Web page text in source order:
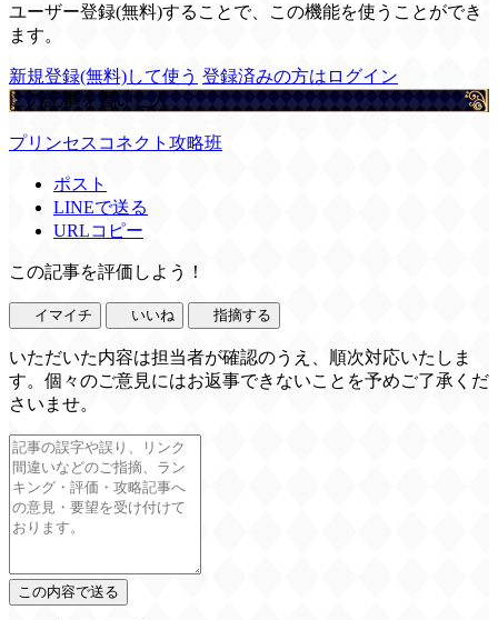
ユーザー登録(無料)することで、この機能を使うことができ
ます。
新規登録(無料)して使う 登録済みの方はログイン
この記事を書いた人
プリンセスコネクト攻略班
ポスト
LINEで送る
URLコピー
この記事を評価しよう！
イマイチ いいね 指摘する
いただいた内容は担当者が確認のうえ、順次対応いたしま
す。個々のご意見にはお返事できないことを予めご了承くだ
さいませ。